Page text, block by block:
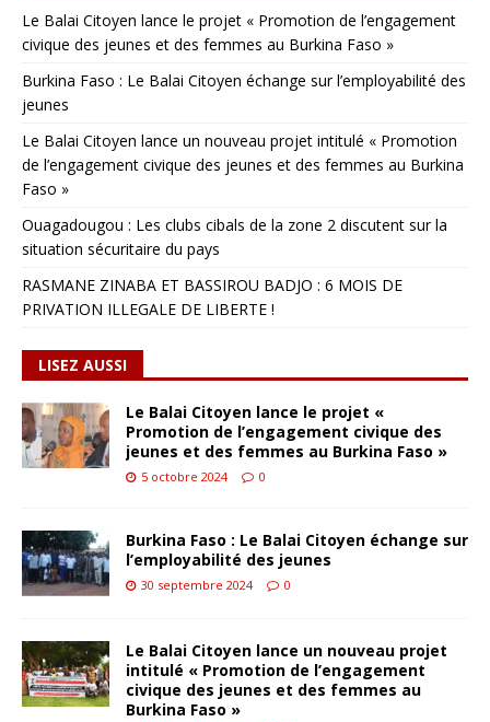
Le Balai Citoyen lance le projet « Promotion de l’engagement
civique des jeunes et des femmes au Burkina Faso »
Burkina Faso : Le Balai Citoyen échange sur l’employabilité des
jeunes
Le Balai Citoyen lance un nouveau projet intitulé « Promotion
de l’engagement civique des jeunes et des femmes au Burkina
Faso »
Ouagadougou : Les clubs cibals de la zone 2 discutent sur la
situation sécuritaire du pays
RASMANE ZINABA ET BASSIROU BADJO : 6 MOIS DE
PRIVATION ILLEGALE DE LIBERTE !
LISEZ AUSSI
Le Balai Citoyen lance le projet «
Promotion de l’engagement civique des
jeunes et des femmes au Burkina Faso »
5 octobre 2024 0
Burkina Faso : Le Balai Citoyen échange sur
l’employabilité des jeunes
30 septembre 2024 0
Le Balai Citoyen lance un nouveau projet
intitulé « Promotion de l’engagement
civique des jeunes et des femmes au
Burkina Faso »